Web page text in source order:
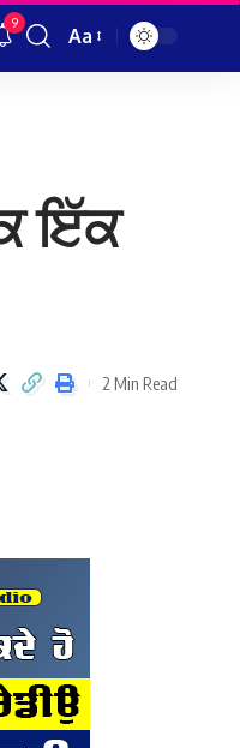
9
Font
Aa
ਇੱਕ
2 Min Read